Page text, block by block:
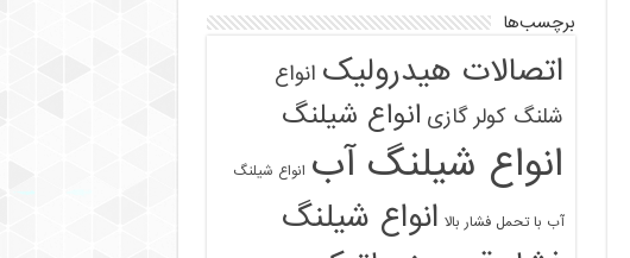
برچسب‌ها
اتصالات هیدرولیک انواع
شلنگ کولر گازی انواع شیلنگ
انواع شیلنگ آب انواع شیلنگ
آب با تحمل فشار بالا انواع شیلنگ